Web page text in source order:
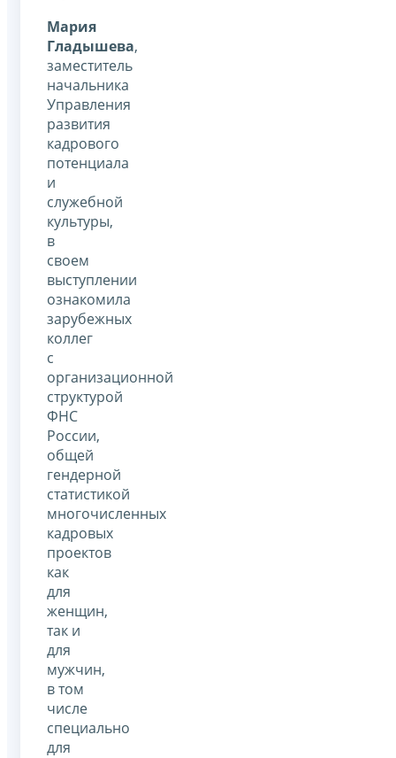
Мария
Гладышева,
заместитель
начальника
Управления
развития
кадрового
потенциала
и
служебной
культуры,
в
своем
выступлении
ознакомила
зарубежных
коллег
с
организационной
структурой
ФНС
России,
общей
гендерной
статистикой
многочисленных
кадровых
проектов
как
для
женщин,
так и
для
мужчин,
в том
числе
специально
для